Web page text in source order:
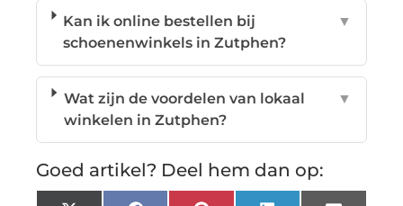
Kan ik online bestellen bij
schoenenwinkels in Zutphen?
▼
Wat zijn de voordelen van lokaal
winkelen in Zutphen?
▼
Goed artikel? Deel hem dan op: